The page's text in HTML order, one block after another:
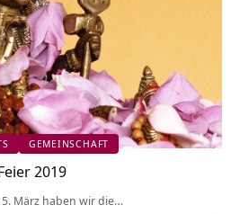
GEMEINSCHAFT
2019
März haben wir die…